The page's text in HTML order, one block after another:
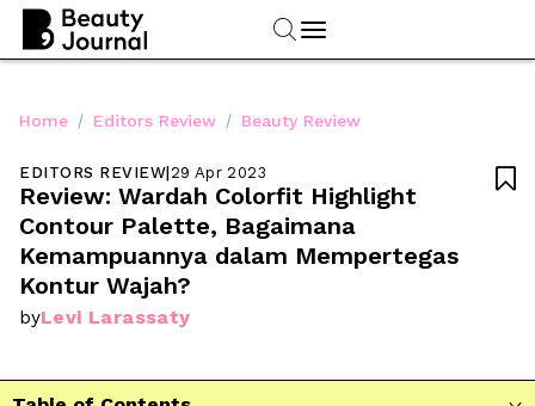
Home / Editors Review / Beauty Review
EDITORS REVIEW|29 Apr 2023
Review: Wardah Colorfit Highlight
Contour Palette, Bagaimana
Kemampuannya dalam Mempertegas
Kontur Wajah?
byLevi Larassaty
